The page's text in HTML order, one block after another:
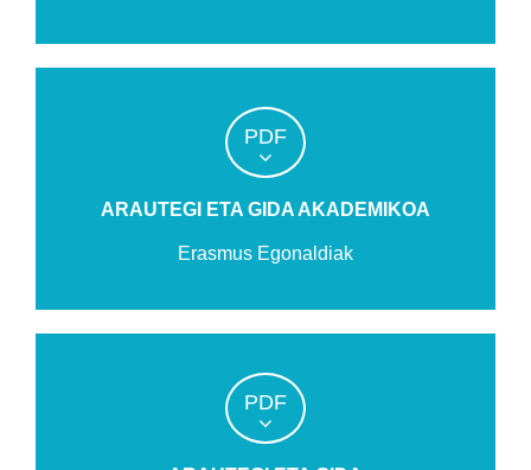
PDF
ARAUTEGI ETA GIDA AKADEMIKOA
Erasmus Egonaldiak
PDF